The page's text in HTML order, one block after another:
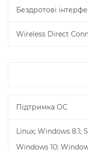
Бездротові
Wireless Direct
Підтримка ОС
Linux; Windows 8.1;
Windows 10;